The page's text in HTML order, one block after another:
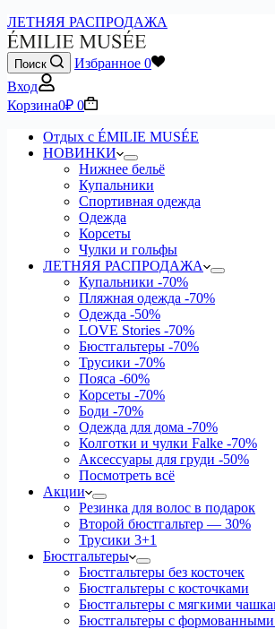
ЛЕТНЯЯ РАСПРОДАЖА
Поиск Избранное 0
Вход
Корзина0₽ 0
Отдых с ÉMILIE MUSÉE
НОВИНКИ
Нижнее бельё
Купальники
Спортивная одежда
Одежда
Корсеты
Чулки и гольфы
ЛЕТНЯЯ РАСПРОДАЖА
Купальники -70%
Пляжная одежда -70%
Одежда -50%
LOVE Stories -70%
Бюстгальтеры -70%
Трусики -70%
Пояса -60%
Корсеты -70%
Боди -70%
Одежда для дома -70%
Колготки и чулки Falke -70%
Аксессуары для груди -50%
Посмотреть всё
Акции
Резинка для волос в подарок
Второй бюстгальтер — 30%
Трусики 3+1
Бюстгальтеры
Бюстгальтеры без косточек
Бюстгальтеры с косточками
Бюстгальтеры с мягкими
Бюстгальтеры с